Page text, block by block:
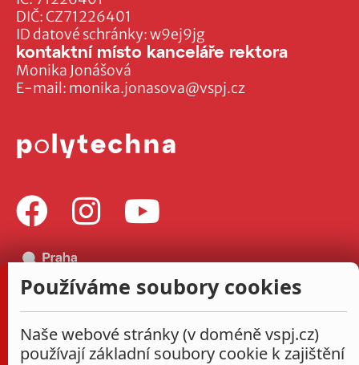
DIČ: CZ71226401
ID datové schránky: w9ej9jg
kontaktní místo kanceláře rektora
Monika Jonášová
E-mail: monika.jonasova@vspj.cz
Používáme soubory cookies
Naše webové stránky (v doméně vspj.cz)
používají základní soubory cookie k zajištění